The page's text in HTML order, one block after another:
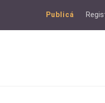
Publicá